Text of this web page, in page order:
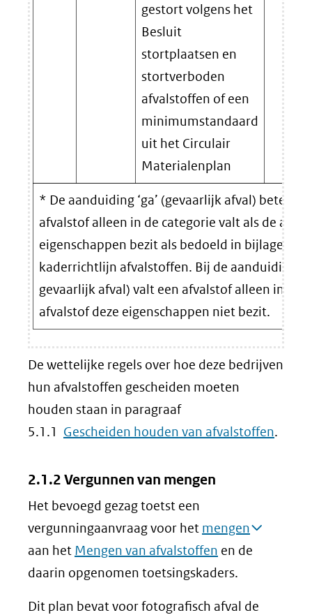
gestort volgens het
Besluit
stortplaatsen en
stortverboden
afvalstoffen of een
minimumstandaard
uit het Circulair
Materialenplan
* De aanduiding ‘ga’ (gevaarlijk afval)
afvalstof alleen in de categorie valt als de
eigenschappen bezit als bedoeld in bijlage III
kaderrichtlijn afvalstoffen. Bij de aanduiding
gevaarlijk afval) valt een afvalstof alleen in de
afvalstof deze eigenschappen niet bezit.
De wettelijke regels over hoe deze bedrijven
hun afvalstoffen gescheiden moeten
houden staan in paragraaf
5.1.1 Gescheiden houden van afvalstoffen.
2.1.2 Vergunnen van mengen
Het bevoegd gezag toetst een
vergunningaanvraag voor het mengen
aan het Mengen van afvalstoffen en de
daarin opgenomen toetsingskaders.
Dit plan bevat voor fotografisch afval de